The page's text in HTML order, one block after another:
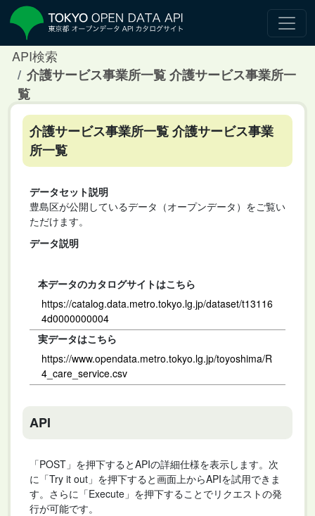
API検索
介護サービス事業所一覧 介護サービス事業所一
覧
介護サービス事業所一覧 介護サービス事業
所一覧
データセット説明
豊島区が公開しているデータ（オープンデータ）をご覧い
ただけます。
データ説明
本データのカタログサイトはこちら
https://catalog.data.metro.tokyo.lg.jp/dataset/t13116
4d0000000004
実データはこちら
https://www.opendata.metro.tokyo.lg.jp/toyoshima/R
4_care_service.csv
API
「POST」を押下するとAPIの詳細仕様を表示します。次
に「Try it out」を押下すると画面上からAPIを試用できま
す。さらに「Execute」を押下することでリクエストの発
行が可能です。